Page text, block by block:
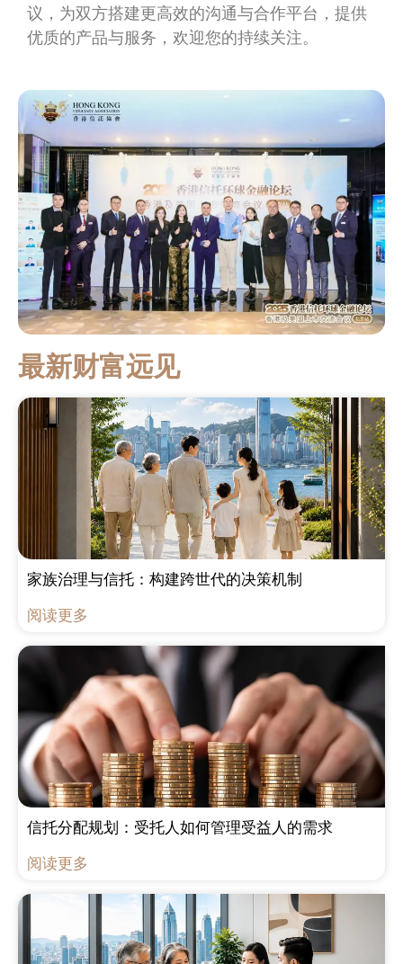
议，为双方搭建更高效的沟通与合作平台，提供
优质的产品与服务，欢迎您的持续关注。
最新财富远见
家族治理与信托：构建跨世代的决策机制
阅读更多
信托分配规划：受托人如何管理受益人的需求
阅读更多